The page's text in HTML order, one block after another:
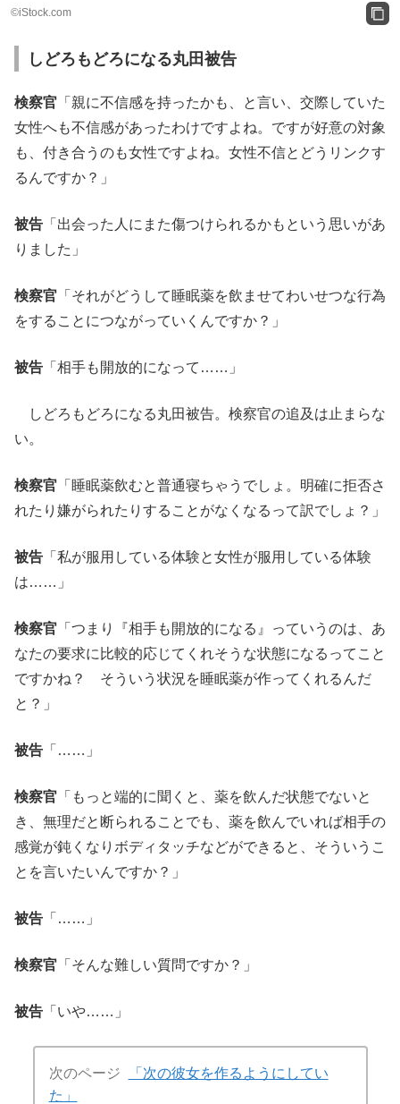
©iStock.com
しどろもどろになる丸田被告
検察官 「親に不信感を持ったかも、と言い、交際していた
女性へも不信感があったわけですよね。ですが好意の対象
も、付き合うのも女性ですよね。女性不信とどうリンクす
るんですか？」
被告 「出会った人にまた傷つけられるかもという思いがあ
りました」
検察官 「それがどうして睡眠薬を飲ませてわいせつな行為
をすることにつながっていくんですか？」
被告 「相手も開放的になって……」
しどろもどろになる丸田被告。検察官の追及は止まらな
い。
検察官 「睡眠薬飲むと普通寝ちゃうでしょ。明確に拒否さ
れたり嫌がられたりすることがなくなるって訳でしょ？」
被告 「私が服用している体験と女性が服用している体験
は……」
検察官 「つまり『相手も開放的になる』っていうのは、あ
なたの要求に比較的応じてくれそうな状態になるってこと
ですかね？ そういう状況を睡眠薬が作ってくれるんだ
と？」
被告 「……」
検察官 「もっと端的に聞くと、薬を飲んだ状態でないと
き、無理だと断られることでも、薬を飲んでいれば相手の
感覚が鈍くなりボディタッチなどができると、そういうこ
とを言いたいんですか？」
被告 「……」
検察官 「そんな難しい質問ですか？」
被告 「いや……」
次のページ
「次の彼女を作るようにしてい
た」